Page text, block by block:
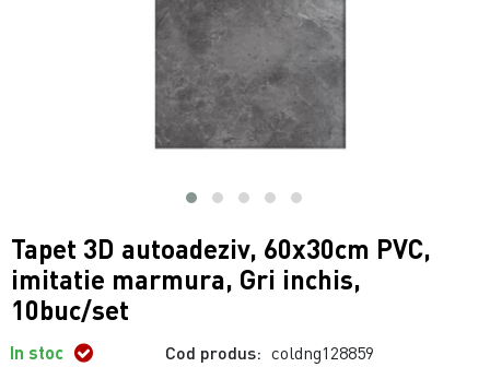
Tapet 3D autoadeziv, 60x30cm PVC,
imitatie marmura, Gri inchis,
10buc/set
In stoc Cod produs: coldng128859